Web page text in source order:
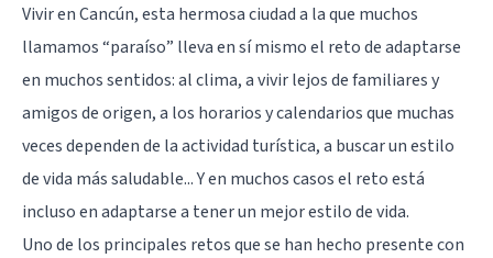
Vivir en Cancún, esta hermosa ciudad a la que muchos
llamamos “paraíso” lleva en sí mismo el reto de adaptarse
en muchos sentidos: al clima, a vivir lejos de familiares y
amigos de origen, a los horarios y calendarios que muchas
veces dependen de la actividad turística, a buscar un estilo
de vida más saludable... Y en muchos casos el reto está
incluso en adaptarse a tener un mejor estilo de vida.
Uno de los principales retos que se han hecho presente con